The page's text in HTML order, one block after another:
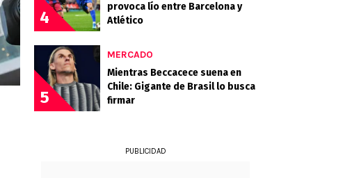
4
provoca lío entre Barcelona y
Atlético
5
MERCADO
Mientras Beccacece suena en
Chile: Gigante de Brasil lo busca
firmar
PUBLICIDAD